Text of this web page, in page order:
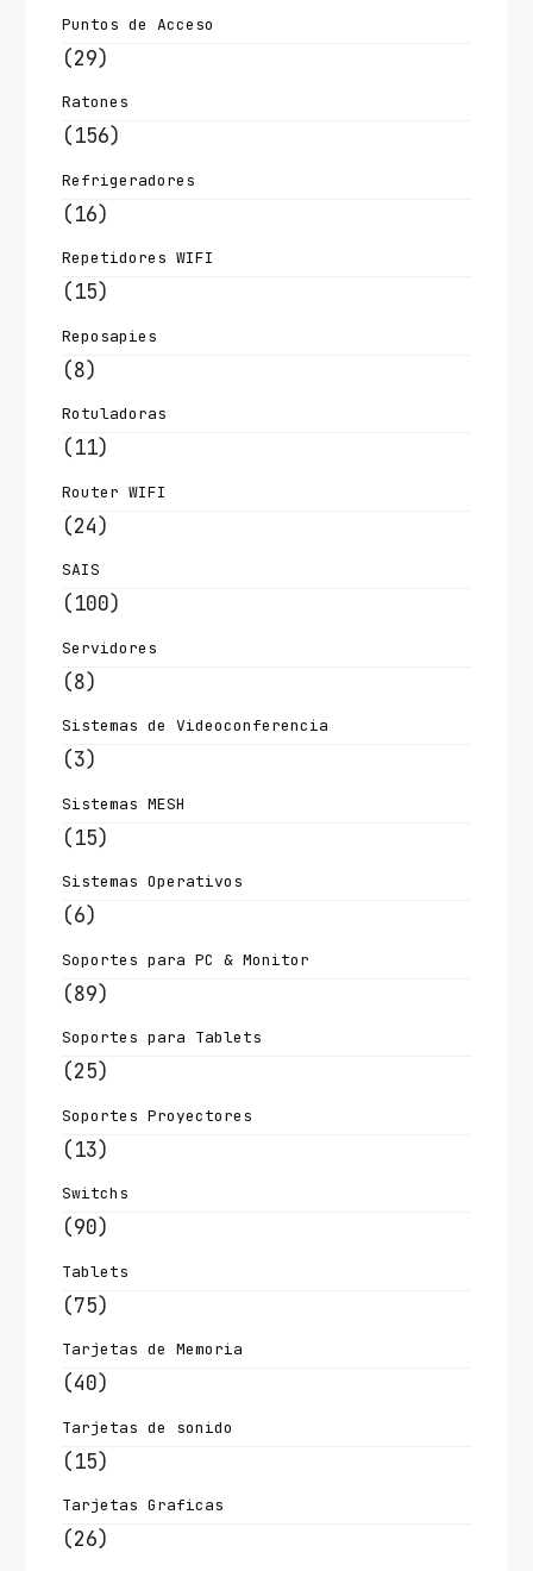
Puntos de Acceso
(29)
Ratones
(156)
Refrigeradores
(16)
Repetidores WIFI
(15)
Reposapies
(8)
Rotuladoras
(11)
Router WIFI
(24)
SAIS
(100)
Servidores
(8)
Sistemas de Videoconferencia
(3)
Sistemas MESH
(15)
Sistemas Operativos
(6)
Soportes para PC & Monitor
(89)
Soportes para Tablets
(25)
Soportes Proyectores
(13)
Switchs
(90)
Tablets
(75)
Tarjetas de Memoria
(40)
Tarjetas de sonido
(15)
Tarjetas Graficas
(26)